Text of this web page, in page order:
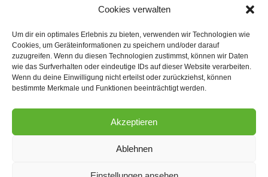
Cookies verwalten
Um dir ein optimales Erlebnis zu bieten, verwenden wir Technologien wie
Cookies, um Geräteinformationen zu speichern und/oder darauf
zuzugreifen. Wenn du diesen Technologien zustimmst, können wir Daten
wie das Surfverhalten oder eindeutige IDs auf dieser Website verarbeiten.
Wenn du deine Einwilligung nicht erteilst oder zurückziehst, können
bestimmte Merkmale und Funktionen beeinträchtigt werden.
Akzeptieren
Ablehnen
Zeppenheimerstr. 26 a 40489 Düsseldorf
Outdoortraining: 1.Treffpunkt im Studio oder 2.
nach Absprache Outdoor in Düsseldorf.
KURSPLAN